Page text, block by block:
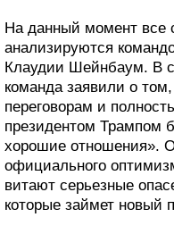
На данный момент все
анализируются
Клаудии Шейнбаум. В
команда заявили о
переговорам и
президентом Трампом
хорошие отношения».
официального
витают серьезные
которые займет новый